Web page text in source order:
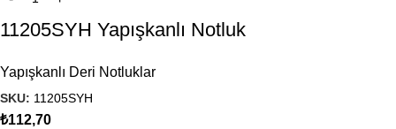
11205SYH Yapışkanlı Notluk
Yapışkanlı Deri Notluklar
SKU: 11205SYH
₺112,70